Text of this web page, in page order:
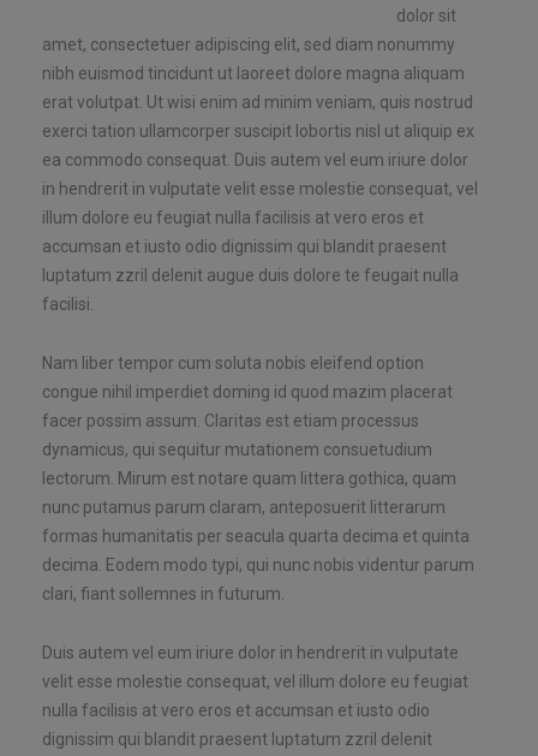
dolor sit
amet, consectetuer adipiscing elit, sed diam nonummy
nibh euismod tincidunt ut laoreet dolore magna aliquam
erat volutpat. Ut wisi enim ad minim veniam, quis nostrud
exerci tation ullamcorper suscipit lobortis nisl ut aliquip ex
ea commodo consequat. Duis autem vel eum iriure dolor
in hendrerit in vulputate velit esse molestie consequat, vel
illum dolore eu feugiat nulla facilisis at vero eros et
accumsan et iusto odio dignissim qui blandit praesent
luptatum zzril delenit augue duis dolore te feugait nulla
facilisi.
Nam liber tempor cum soluta nobis eleifend option
congue nihil imperdiet doming id quod mazim placerat
facer possim assum. Claritas est etiam processus
dynamicus, qui sequitur mutationem consuetudium
lectorum. Mirum est notare quam littera gothica, quam
nunc putamus parum claram, anteposuerit litterarum
formas humanitatis per seacula quarta decima et quinta
decima. Eodem modo typi, qui nunc nobis videntur parum
clari, fiant sollemnes in futurum.
Duis autem vel eum iriure dolor in hendrerit in vulputate
velit esse molestie consequat, vel illum dolore eu feugiat
nulla facilisis at vero eros et accumsan et iusto odio
dignissim qui blandit praesent luptatum zzril delenit